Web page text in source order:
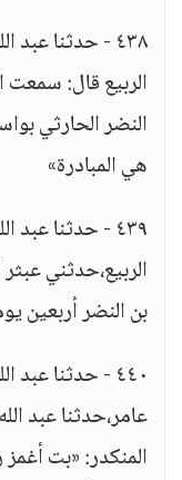
٤٣٨ - حدثنا
الربيع قال: سمعت
النضر الحارثي
هي المبادرة»
٤٣٩ - حدثنا
الربيع،حدثني
بن النضر أربعين
٤٤٠ - حدثنا
عامر،حدثنا عبد
المنكدر: «بت